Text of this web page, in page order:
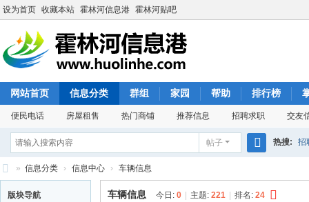
设为首页 收藏本站 霍林河信息港 霍林河贴吧
网站首页 信息分类 群组 家园 帮助 排行榜
便民电话 房屋租售 热门商铺 推荐信息 招聘求职 交友
帖子
索
热搜: 招
霍
» 信息分类 › 信息中心 › 车辆信息
版块导航 车辆信息 今日: 0 主题: 221 排名: 24